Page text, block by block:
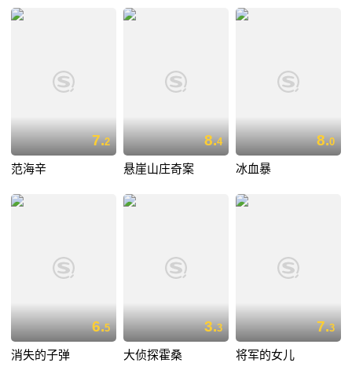
7.2
范海辛
8.4
悬崖山庄奇案
8.0
冰血暴
6.5
消失的子弹
3.3
大侦探霍桑
7.3
将军的女儿